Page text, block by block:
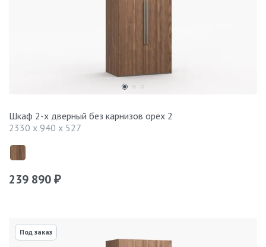
Шкаф 2-х дверный без карнизов орех 2
2330 x 940 x 527
239 890 ₽
Под заказ